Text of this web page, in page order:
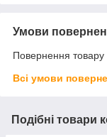
Умови
Повернення товару
Всі умови
Подібні товари